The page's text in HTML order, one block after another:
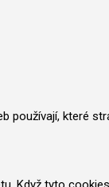
které